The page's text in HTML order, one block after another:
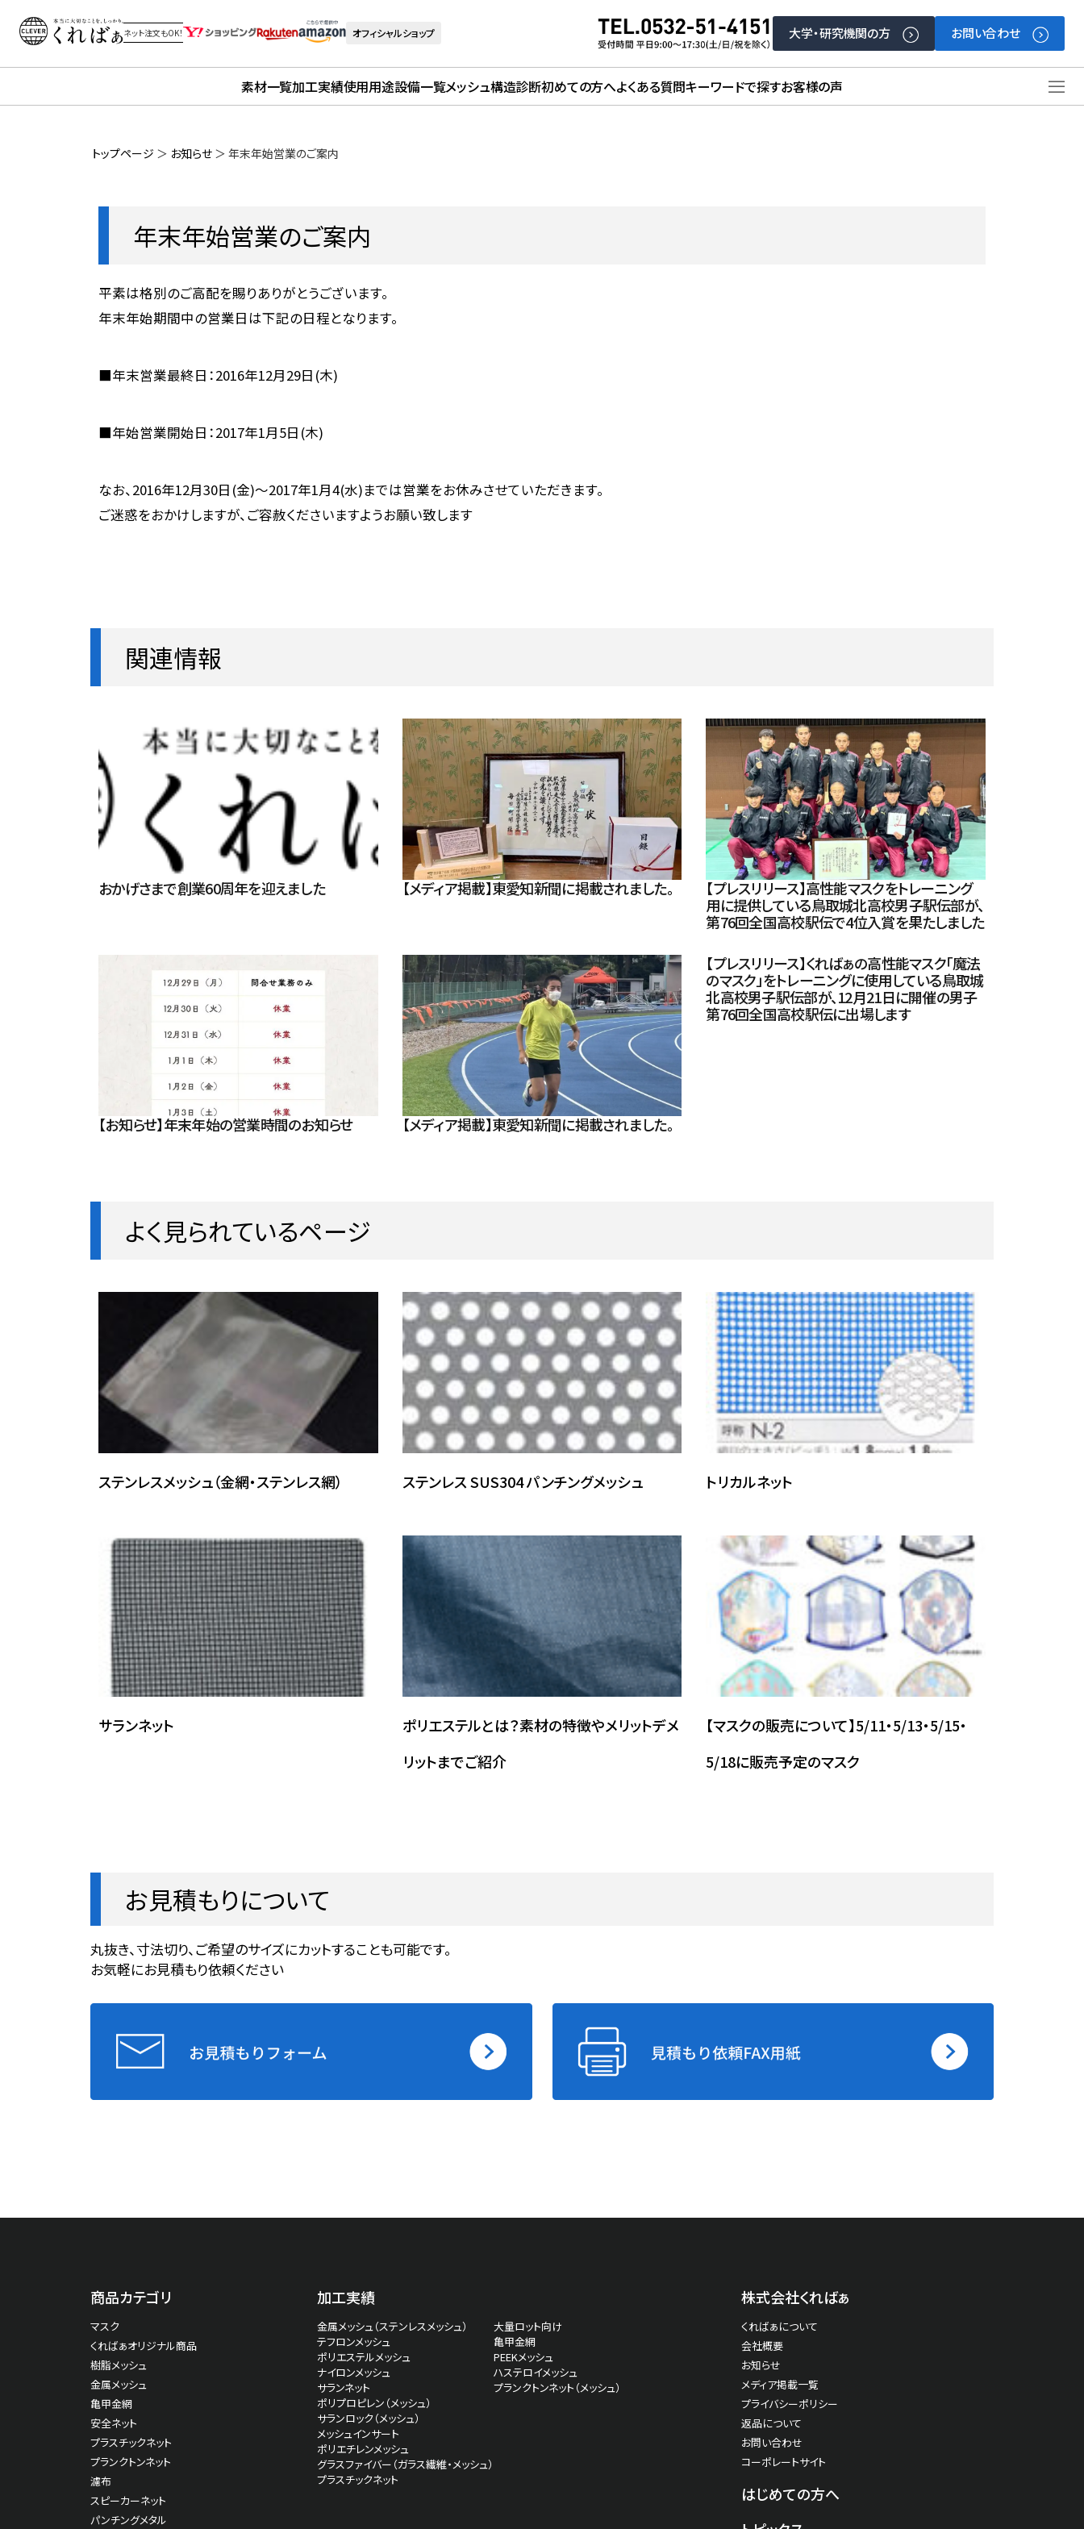
ネット注文もOK！ オフィシャルショップ 大学・研究機関の方 お問い合わせ
素材一覧加工実績使用用途設備一覧メッシュ構造診断初めての方へよくある質問キーワードで探すお客様の声
トップページ ＞ お知らせ ＞ 年末年始営業のご案内
年末年始営業のご案内
平素は格別のご高配を賜りありがとうございます。
年末年始期間中の営業日は下記の日程となります。
■年末営業最終日：2016年12月29日(木)
■年始営業開始日：2017年1月5日(木)
なお、2016年12月30日(金)～2017年1月4(水)までは営業をお休みさせていただきます。
ご迷惑をおかけしますが、ご容赦くださいますようお願い致します
関連情報
おかげさまで創業60周年を迎えました 【メディア掲載】東愛知新聞に掲載されました。
【プレスリリース】高性能マスクをトレーニング
用に提供している鳥取城北高校男子駅伝部が、
第76回全国高校駅伝で4位入賞を果たしました
【お知らせ】年末年始の営業時間のお知らせ 【メディア掲載】東愛知新聞に掲載されました。
【プレスリリース】くればぁの高性能マスク「魔法
のマスク」をトレーニングに使用している鳥取城
北高校男子駅伝部が、12月21日に開催の男子
第76回全国高校駅伝に出場します
よく見られているページ
ステンレスメッシュ（金網・ステンレス網） ステンレス SUS304 パンチングメッシュ トリカルネット
サランネット
ポリエステルとは？素材の特徴やメリットデメ
リットまでご紹介
【マスクの販売について】5/11・5/13・5/15・
5/18に販売予定のマスク
お見積もりについて
丸抜き、寸法切り、ご希望のサイズにカットすることも可能です。
お気軽にお見積もり依頼ください
商品カテゴリ
マスク
くればぁオリジナル商品
樹脂メッシュ
金属メッシュ
亀甲金網
安全ネット
プラスチックネット
プランクトンネット
濾布
スピーカーネット
パンチングメタル
加工実績
金属メッシュ（ステンレスメッシュ）
テフロンメッシュ
ポリエステルメッシュ
ナイロンメッシュ
サランネット
ポリプロピレン（メッシュ）
サランロック（メッシュ）
メッシュインサート
ポリエチレンメッシュ
グラスファイバー（ガラス繊維・メッシュ）
プラスチックネット
大量ロット向け
亀甲金網
PEEKメッシュ
ハステロイメッシュ
プランクトンネット（メッシュ）
株式会社くればぁ
くればぁについて
会社概要
お知らせ
メディア掲載一覧
プライバシーポリシー
返品について
お問い合わせ
コーポレートサイト
はじめての方へ